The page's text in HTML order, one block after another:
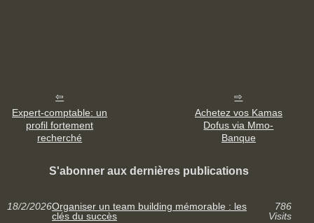
Expert-comptable: un
profil fortement
recherché
Achetez vos Kamas
Dofus via Mmo-
Banque
S'abonner aux dernières publications
18/2/2026Organiser un team building mémorable : les
clés du succès
786
Visits